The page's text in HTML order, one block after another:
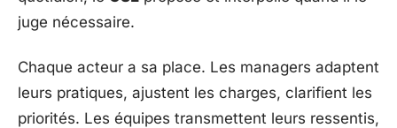
juge nécessaire.
Chaque acteur a sa place. Les managers adaptent
leurs pratiques, ajustent les charges, clarifient les
priorités. Les équipes transmettent leurs ressentis,